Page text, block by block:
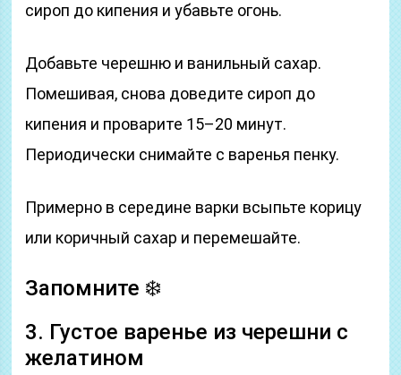
сироп до кипения и убавьте огонь.
Добавьте черешню и ванильный сахар.
Помешивая, снова доведите сироп до
кипения и проварите 15–20 минут.
Периодически снимайте с варенья пенку.
Примерно в середине варки всыпьте корицу
или коричный сахар и перемешайте.
Запомните ❄️
3. Густое варенье из черешни с
желатином